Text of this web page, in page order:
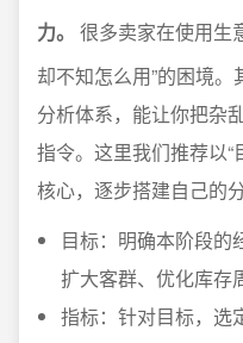
力。
很多卖家在使用生
却不知怎么用”的困境
分析体系，能让你把杂
指令。这里我们推荐以“
核心，逐步搭建自己的
目标：明确本阶段的
扩大客群、优化库存
指标：针对目标，选